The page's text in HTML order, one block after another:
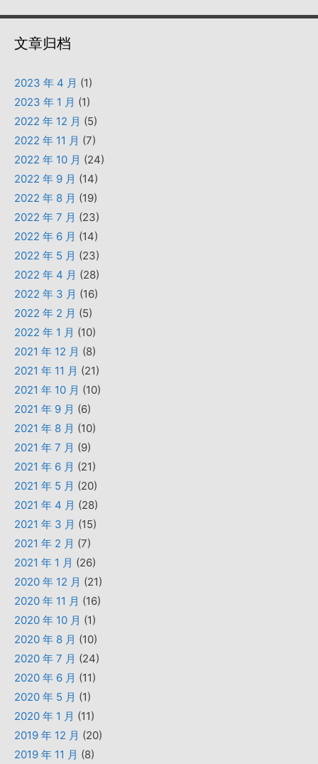
文章归档
2023 年 4 月 (1)
2023 年 1 月 (1)
2022 年 12 月 (5)
2022 年 11 月 (7)
2022 年 10 月 (24)
2022 年 9 月 (14)
2022 年 8 月 (19)
2022 年 7 月 (23)
2022 年 6 月 (14)
2022 年 5 月 (23)
2022 年 4 月 (28)
2022 年 3 月 (16)
2022 年 2 月 (5)
2022 年 1 月 (10)
2021 年 12 月 (8)
2021 年 11 月 (21)
2021 年 10 月 (10)
2021 年 9 月 (6)
2021 年 8 月 (10)
2021 年 7 月 (9)
2021 年 6 月 (21)
2021 年 5 月 (20)
2021 年 4 月 (28)
2021 年 3 月 (15)
2021 年 2 月 (7)
2021 年 1 月 (26)
2020 年 12 月 (21)
2020 年 11 月 (16)
2020 年 10 月 (1)
2020 年 8 月 (10)
2020 年 7 月 (24)
2020 年 6 月 (11)
2020 年 5 月 (1)
2020 年 1 月 (11)
2019 年 12 月 (20)
2019 年 11 月 (8)